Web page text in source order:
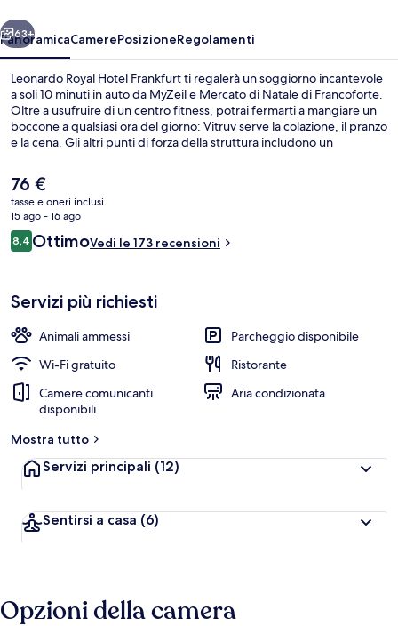
Avanti
63+
PanoramicaCamerePosizioneRegolamenti
Leonardo Royal Hotel Frankfurt ti regalerà un soggiorno incantevole
a soli 10 minuti in auto da MyZeil e Mercato di Natale di Francoforte.
Oltre a usufruire di un centro fitness, potrai fermarti a mangiare un
boccone a qualsiasi ora del giorno: Vitruv serve la colazione, il pranzo
e la cena. Gli altri punti di forza della struttura includono un
personale gentile. I mezzi pubblici sono a poca distanza: S-Bahn
locale è a 14 min a piedi.
Il
prezzo
attuale
è
76 €
76 €
tasse e oneri inclusi
15 ago - 16 ago
Recensioni
8,48,4 su 10
OttimoVedi le 173 recensioni
Servizi più richiesti
Animali ammessi
Parcheggio disponibile
Wi-Fi gratuito
Ristorante
Camere comunicanti
disponibili
Aria condizionata
Mostra tutto
Servizi principali (12)
Sentirsi a casa (6)
Opzioni della camera